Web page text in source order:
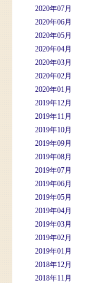
2020年07月
2020年06月
2020年05月
2020年04月
2020年03月
2020年02月
2020年01月
2019年12月
2019年11月
2019年10月
2019年09月
2019年08月
2019年07月
2019年06月
2019年05月
2019年04月
2019年03月
2019年02月
2019年01月
2018年12月
2018年11月